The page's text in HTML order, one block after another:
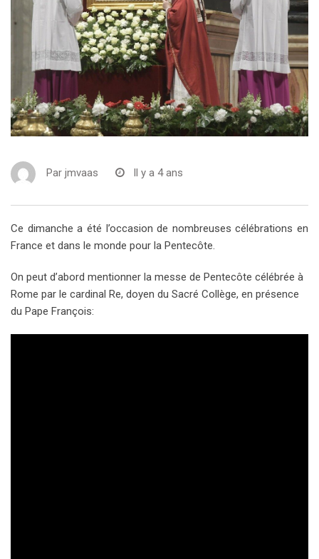
Par jmvaas Il y a 4 ans
Ce dimanche a été l’occasion de nombreuses célébrations en
France et dans le monde pour la Pentecôte.
On peut d’abord mentionner la messe de Pentecôte célébrée à
Rome par le cardinal Re, doyen du Sacré Collège, en présence
du Pape François: